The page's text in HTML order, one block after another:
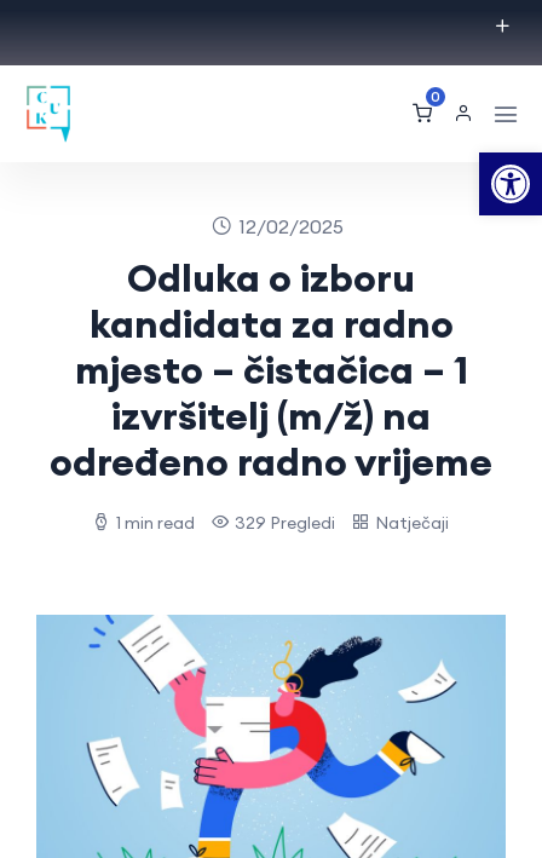
0
12/02/2025
Odluka o izboru
kandidata za radno
mjesto – čistačica – 1
izvršitelj (m/ž) na
određeno radno vrijeme
1 min read 329 Pregledi Natječaji